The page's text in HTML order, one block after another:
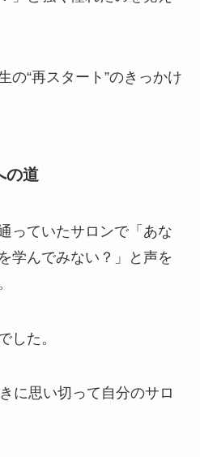
の“再スタート”のきっかけ
の道
っていたサロンで「あな
学んでみない？」と声を
した。
に思い切って自分のサロ